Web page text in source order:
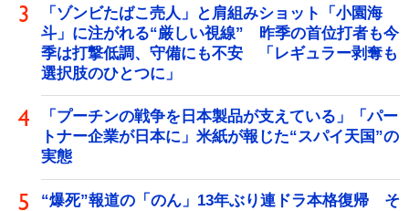
「ゾンビたばこ売人」と肩組みショット「小園海
斗」に注がれる“厳しい視線” 昨季の首位打者も今
季は打撃低調、守備にも不安 「レギュラー剥奪も
選択肢のひとつに」
「プーチンの戦争を日本製品が支えている」「パー
トナー企業が日本に」米紙が報じた“スパイ天国”の
実態
“爆死”報道の「のん」13年ぶり連ドラ本格復帰 そ